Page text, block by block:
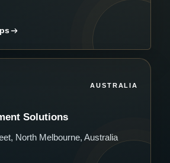
AUSTRALIA
Solutions
North Melbourne, Australia